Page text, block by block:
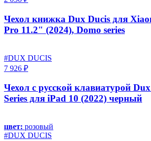
Чехол книжка Dux Ducis для
Pro 11.2" (2024), Domo series
#DUX DUCIS
7 926 ₽
Чехол с русской клавиатурой
Series для iPad 10 (2022) черный
цвет: розовый
#DUX DUCIS